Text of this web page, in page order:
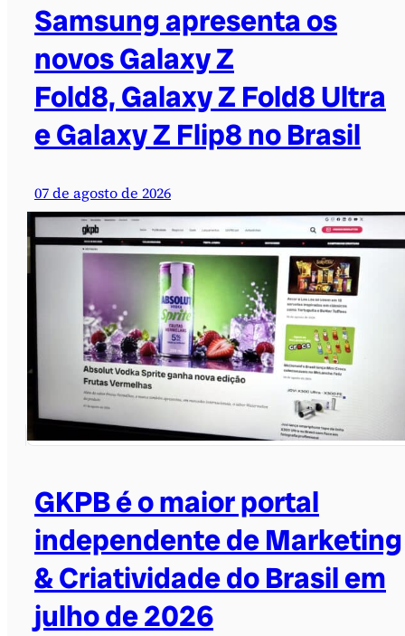
Samsung apresenta os
novos Galaxy Z
Fold8, Galaxy Z Fold8 Ultra
e Galaxy Z Flip8 no Brasil
07 de agosto de 2026
GKPB é o maior portal
independente de Marketing
& Criatividade do Brasil em
julho de 2026